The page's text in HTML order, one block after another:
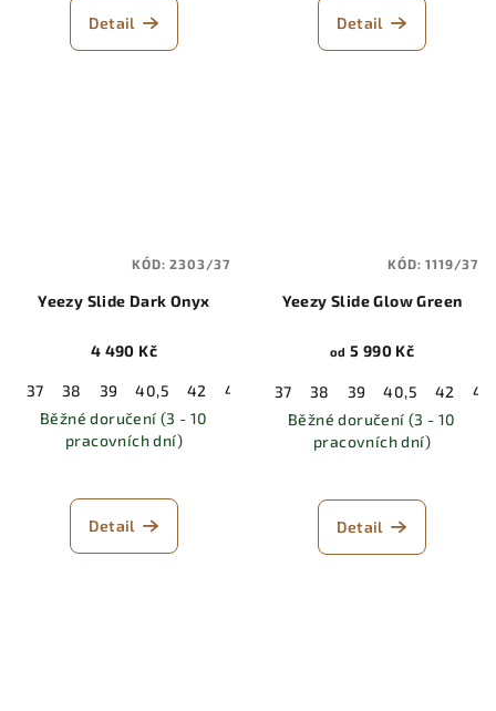
Detail Detail
Yeezy Slide Dark Onyx
4 490 Kč
37 38 39 40,5 42 43 44,5 46 47
48,5
Běžné doručení (3 - 10
pracovních dní)
Detail
KÓD:2303/37
Yeezy Slide Glow Green
od 5 990 Kč
37 38 39 40,5 42
43
Běžné doručení (3 - 10
pracovních dní)
Detail
KÓD:1119/37